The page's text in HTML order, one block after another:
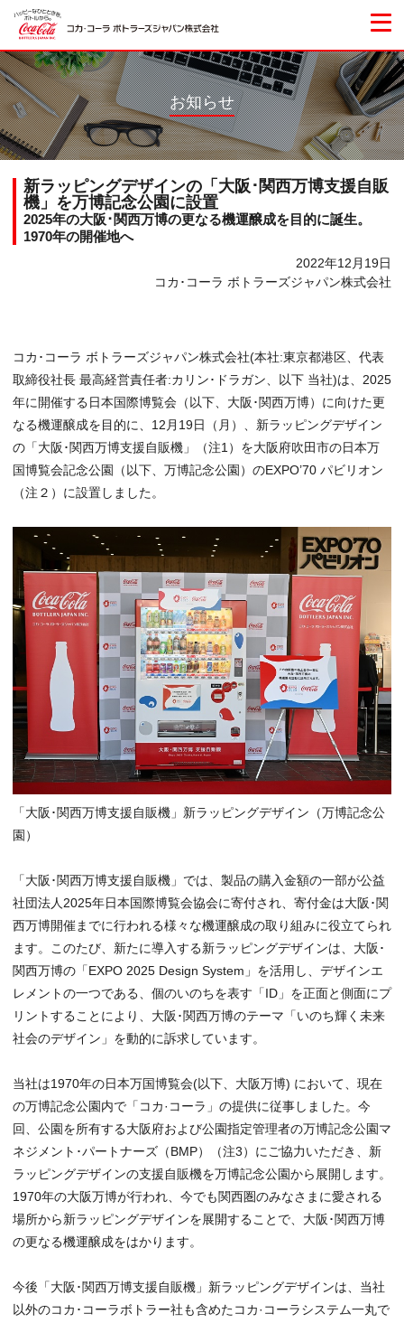
お知らせ
新ラッピングデザインの「大阪･関西万博支援自販
機」を万博記念公園に設置
2025年の大阪･関西万博の更なる機運醸成を目的に誕生。
1970年の開催地へ
2022年12月19日
コカ･コーラ ボトラーズジャパン株式会社
コカ･コーラ ボトラーズジャパン株式会社(本社:東京都港区、代表
取締役社長 最高経営責任者:カリン･ドラガン、以下 当社)は、2025
年に開催する日本国際博覧会（以下、大阪･関西万博）に向けた更
なる機運醸成を目的に、12月19日（月）、新ラッピングデザイン
の「大阪･関西万博支援自販機」（注1）を大阪府吹田市の日本万
国博覧会記念公園（以下、万博記念公園）のEXPO’70 パビリオン
（注２）に設置しました。
「大阪･関西万博支援自販機」新ラッピングデザイン（万博記念公
園）
「大阪･関西万博支援自販機」では、製品の購入金額の一部が公益
社団法人2025年日本国際博覧会協会に寄付され、寄付金は大阪･関
西万博開催までに行われる様々な機運醸成の取り組みに役立てられ
ます。このたび、新たに導入する新ラッピングデザインは、大阪･
関西万博の「EXPO 2025 Design System」を活用し、デザインエ
レメントの一つである、個のいのちを表す「ID」を正面と側面にプ
リントすることにより、大阪･関西万博のテーマ「いのち輝く未来
社会のデザイン」を動的に訴求しています。
当社は1970年の日本万国博覧会(以下、大阪万博) において、現在
の万博記念公園内で「コカ·コーラ」の提供に従事しました。今
回、公園を所有する大阪府および公園指定管理者の万博記念公園マ
ネジメント･パートナーズ（BMP）（注3）にご協力いただき、新
ラッピングデザインの支援自販機を万博記念公園から展開します。
1970年の大阪万博が行われ、今でも関西圏のみなさまに愛される
場所から新ラッピングデザインを展開することで、大阪･関西万博
の更なる機運醸成をはかります。
今後「大阪･関西万博支援自販機」新ラッピングデザインは、当社
以外のコカ･コーラボトラー社も含めたコカ·コーラシステム一丸で